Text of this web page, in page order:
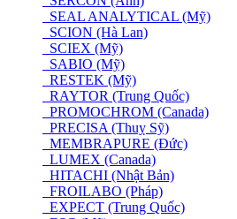
SEAL ANALYTICAL (Mỹ)
SCION (Hà Lan)
SCIEX (Mỹ)
SABIO (Mỹ)
RESTEK (Mỹ)
RAYTOR (Trung Quốc)
PROMOCHROM (Canada)
PRECISA (Thuỵ Sỹ)
MEMBRAPURE (Đức)
LUMEX (Canada)
HITACHI (Nhật Bản)
FROILABO (Pháp)
EXPECT (Trung Quốc)